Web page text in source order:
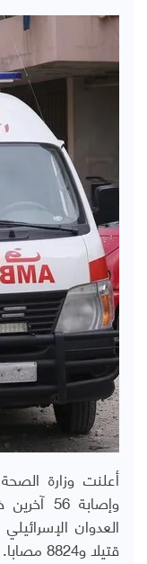
قتيلا و8824 مصابا.